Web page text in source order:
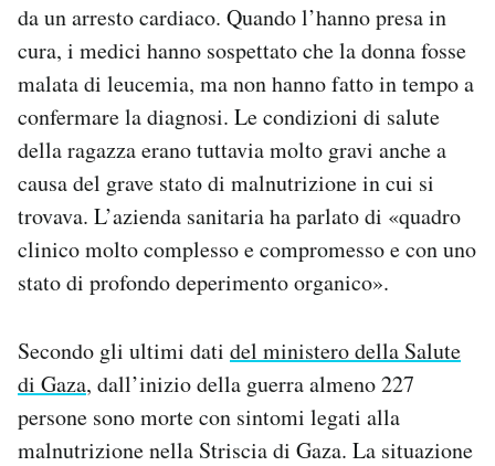
Area Personale
Newsletter
Notifiche mobile
Hai bisogno di aiuto?
Esci
da un arresto cardiaco. Quando l’hanno presa in
cura, i medici hanno sospettato che la donna fosse
malata di leucemia, ma non hanno fatto in tempo a
confermare la diagnosi. Le condizioni di salute
della ragazza erano tuttavia molto gravi anche a
causa del grave stato di malnutrizione in cui si
trovava. L’azienda sanitaria ha parlato di «quadro
clinico molto complesso e compromesso e con uno
stato di profondo deperimento organico».
Secondo gli ultimi dati del ministero della Salute
di Gaza, dall’inizio della guerra almeno 227
persone sono morte con sintomi legati alla
malnutrizione nella Striscia di Gaza. La situazione